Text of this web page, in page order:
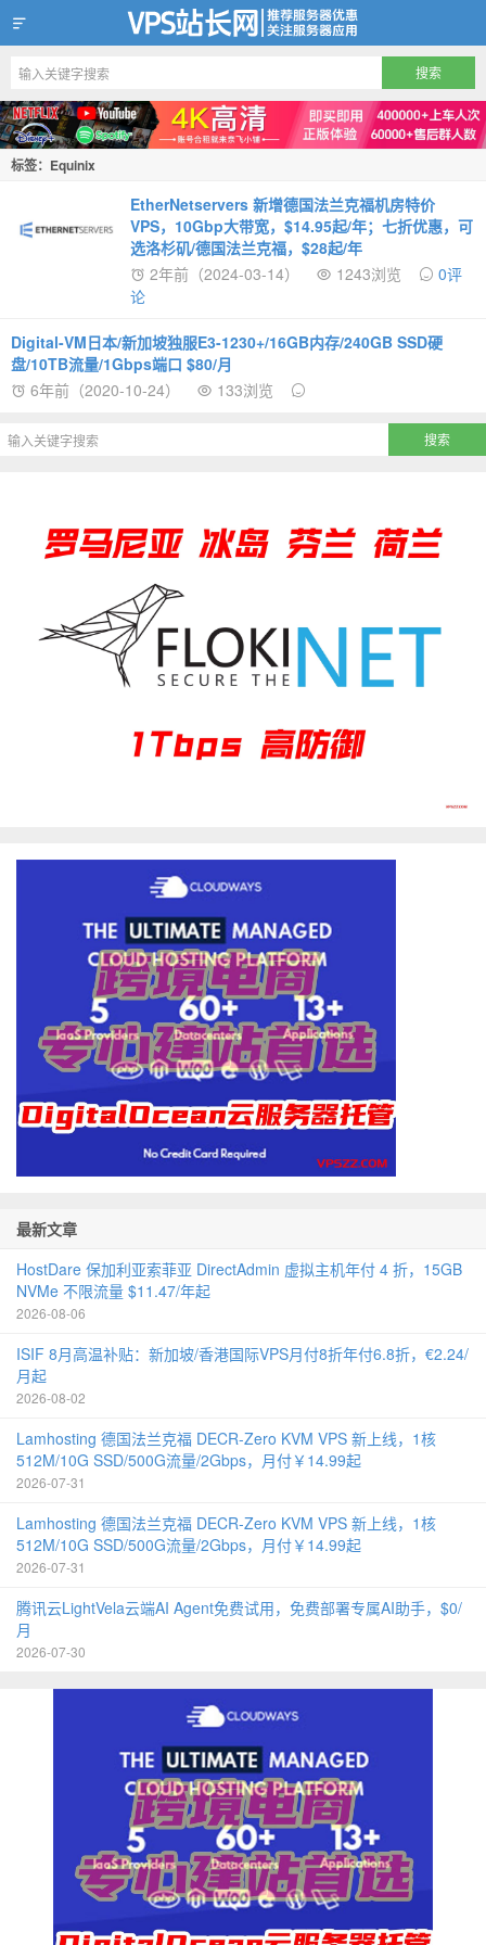
VPS站长网
标签：Equinix
EtherNetservers 新增德国法兰克福机房特价
VPS，10Gbp大带宽，$14.95起/年；七折优惠，可
选洛杉矶/德国法兰克福，$28起/年
2年前（2024-03-14）
1243浏览
0评
论
Digital-VM日本/新加坡独服E3-1230+/16GB内存/240GB SSD硬
盘/10TB流量/1Gbps端口 $80/月
6年前（2020-10-24）
133浏览
最新文章
HostDare 保加利亚索菲亚 DirectAdmin 虚拟主机年付 4 折，15GB
NVMe 不限流量 $11.47/年起
2026-08-06
ISIF 8月高温补贴：新加坡/香港国际VPS月付8折年付6.8折，€2.24/
月起
2026-08-02
Lamhosting 德国法兰克福 DECR-Zero KVM VPS 新上线，1核
512M/10G SSD/500G流量/2Gbps，月付￥14.99起
2026-07-31
Lamhosting 德国法兰克福 DECR-Zero KVM VPS 新上线，1核
512M/10G SSD/500G流量/2Gbps，月付￥14.99起
2026-07-31
腾讯云LightVela云端AI Agent免费试用，免费部署专属AI助手，$0/
月
2026-07-30